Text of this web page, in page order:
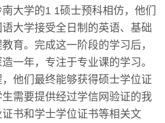
大学的1 1硕士预科相仿，他们
大学接受全日制的英语、基础
育。完成这一阶段的学习后，
一年，专注于专业课的学习。
他们最终能够获得硕士学位证
需要提供经过学信网验证的我
书和学士学位证书等相关文